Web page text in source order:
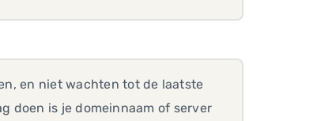
en niet wachten tot de laatste
doen is je domeinnaam of server